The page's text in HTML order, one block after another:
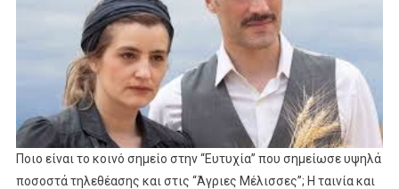
“Άγριες
Μέλισσες”
Υπάρχει
Ο
“νόμος
Κρέτσου”
Ποιο είναι το κοινό σημείο στην “Ευτυχία” που σημείωσε υψηλά
ποσοστά τηλεθέασης και στις “Άγριες Μέλισσες”; Η ταινία και